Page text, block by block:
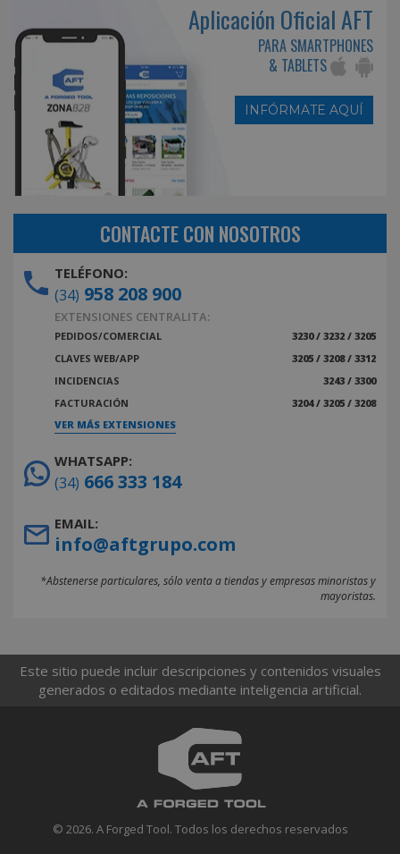
Aplicación Oficial AFT
PARA SMARTPHONES
& TABLETS
INFÓRMATE AQUÍ
CONTACTE CON NOSOTROS
TELÉFONO:
(34) 958 208 900
EXTENSIONES CENTRALITA:
PEDIDOS/COMERCIAL
3230 / 3232 / 3205
CLAVES WEB/APP
3205 / 3208 / 3312
INCIDENCIAS
3243 / 3300
FACTURACIÓN
3204 / 3205 / 3208
VER MÁS EXTENSIONES
WHATSAPP:
(34) 666 333 184
EMAIL:
info@aftgrupo.com
*Abstenerse particulares, sólo venta a tiendas y empresas minoristas y
mayoristas.
Este sitio puede incluir descripciones y contenidos visuales
generados o editados mediante inteligencia artificial.
© 2026. A Forged Tool. Todos los derechos reservados